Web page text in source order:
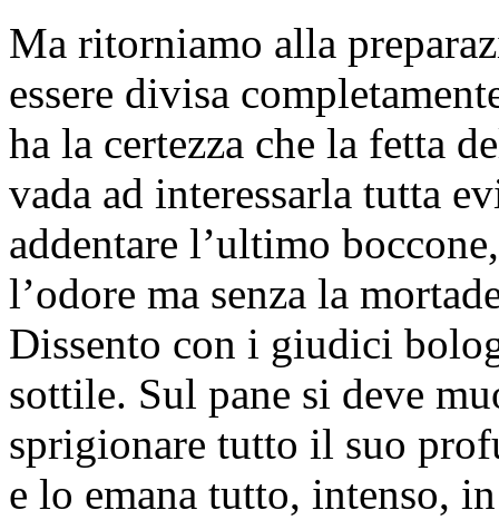
Ma ritorniamo alla
essere divisa
ha la certezza che la fetta
vada ad interessarla tutta
addentare l’ultimo
l’odore ma senza la
Dissento con i giudici
sottile. Sul pane si deve
sprigionare tutto il suo
e lo emana tutto, intenso,